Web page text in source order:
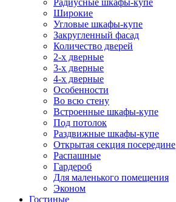
Радиусные шкафы-купе
Широкие
Угловые шкафы-купе
Закругленный фасад
Количество дверей
2-х дверные
3-х дверные
4-х дверные
Особенности
Во всю стену
Встроенные шкафы-купе
Под потолок
Раздвижные шкафы-купе
Открытая секция посередине
Распашные
Гардероб
Для маленького помещения
Эконом
Гостиные